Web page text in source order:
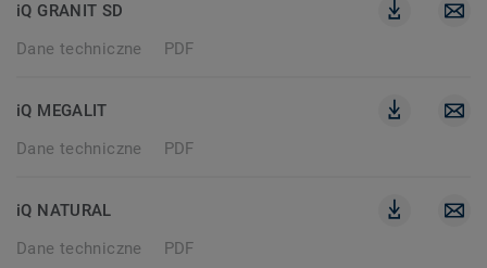
iQ GRANIT SD
Dane techniczne
PDF
iQ MEGALIT
Dane techniczne
PDF
iQ NATURAL
Dane techniczne
PDF